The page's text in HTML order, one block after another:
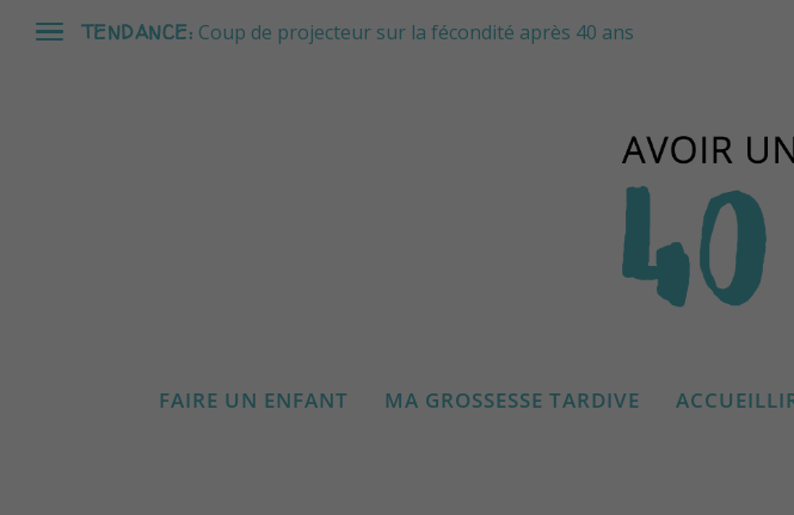
TENDANCE: Coup de projecteur sur la fécondité après 40 ans
FAIRE UN ENFANT MA GROSSESSE TARDIVE